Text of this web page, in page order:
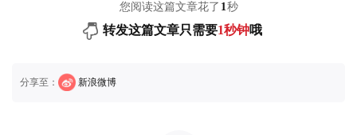
您阅读这篇文章花了 1秒
转发这篇文章只需要1秒钟哦
分享至： 新浪微博